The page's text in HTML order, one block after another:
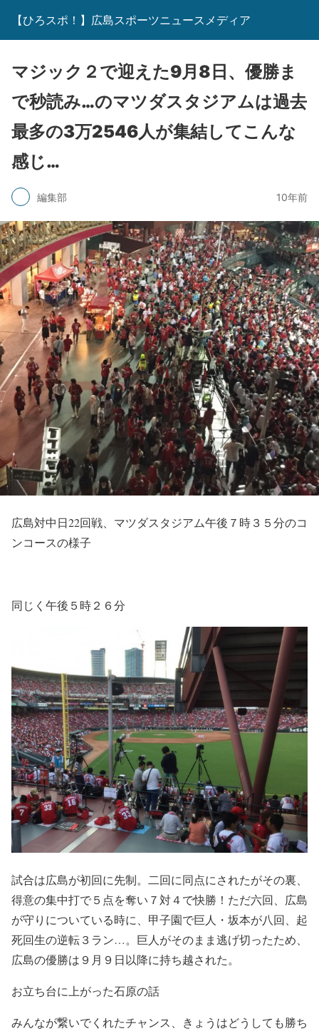
【ひろスポ！】広島スポーツニュースメディア
マジック２で迎えた9月8日、優勝ま
で秒読み…のマツダスタジアムは過去
最多の3万2546人が集結してこんな
感じ…
編集部 10年前
広島対中日22回戦、マツダスタジアム午後７時３５分のコ
ンコースの様子
同じく午後５時２６分
試合は広島が初回に先制。二回に同点にされたがその裏、
得意の集中打で５点を奪い７対４で快勝！ただ六回、広島
が守りについている時に、甲子園で巨人・坂本が八回、起
死回生の逆転３ラン…。巨人がそのまま逃げ切ったため、
広島の優勝は９月９日以降に持ち越された。
お立ち台に上がった石原の話
みんなが繋いでくれたチャンス、きょうはどうしても勝ち